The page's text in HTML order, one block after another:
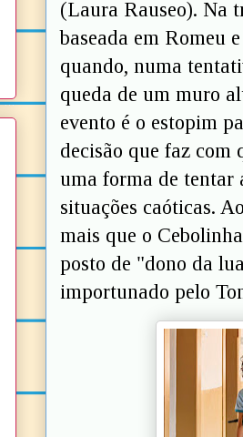
(Laura Rauseo). Na
baseada em Romeu
quando, numa
queda de um muro
evento é o estopim
decisão que faz com
uma forma de tentar
situações caóticas.
mais que o
posto de "dono da
importunado pelo